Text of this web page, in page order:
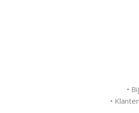
•
•